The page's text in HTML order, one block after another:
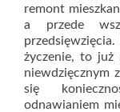
remont
a przede
życzenie, to już
niewdzięcznym
się
odnawianiem